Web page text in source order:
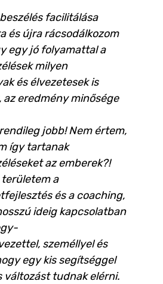
facilitálása
és újra rácsodálkozom
egy jó folyamattal a
milyen
és élvezetesek is
az eredmény minősége
jobb! Nem értem,
így tartanak
az emberek?!
a
és a coaching,
ideig kapcsolatban
személlyel és
egy kis segítséggel
változást tudnak elérni.